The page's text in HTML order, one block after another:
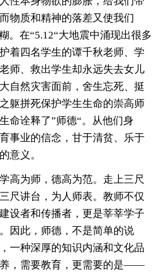
物质和精神的落差又使我们
。在“5.12“大地震中涌现出很多
着四名学生的谭千秋老师、学
师、救出学生却永远失去女儿
自然灾害面前，舍生忘死、挺
躯拼死保护学生生命的崇高师
命诠释了”师德“。从他们身
事业的信念，甘于清贫、乐于
意义。
高为师，德高为范。走上三尺
尺讲台，为人师表。教师不仅
设者和传播者，更是莘莘学子
因此，师德，不是简单的说
一种深厚的知识内涵和文化品
，需要教育，更需要的是——